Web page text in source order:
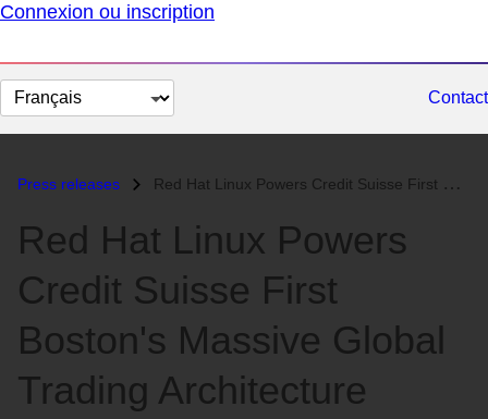
Connexion ou inscription
Changer
la
Contact
Press releases Red Hat Linux Powers Credit Suisse First Boston's Massive Global...
Red Hat Linux Powers
Credit Suisse First
Boston's Massive Global
Trading Architecture